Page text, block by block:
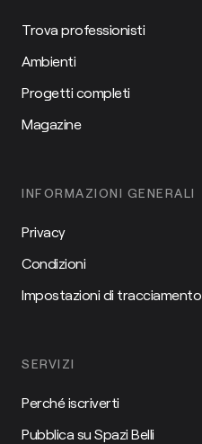
Trova professionisti
Ambienti
Progetti completi
Magazine
INFORMAZIONI GENERALI
Privacy
Condizioni
Impostazioni di tracciamento
SERVIZI
Perché iscriverti
Pubblica su Spazi Belli